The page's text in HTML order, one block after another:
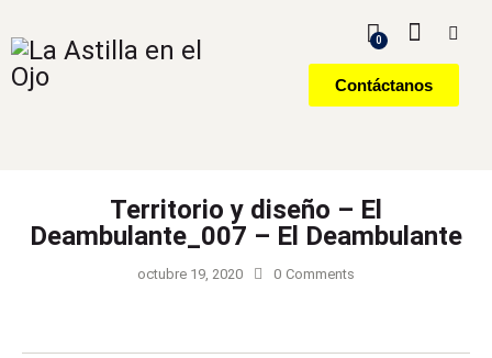
0
Contáctanos
Territorio y diseño – El
Deambulante_007 – El Deambulante
octubre 19, 2020 0 Comments